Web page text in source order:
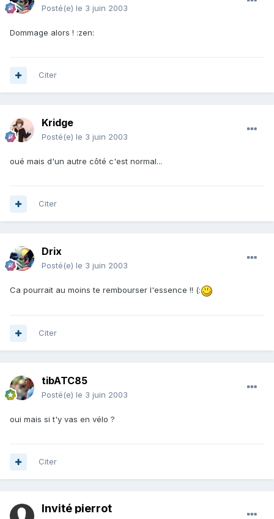
Posté(e) le 3 juin 2003
Dommage alors ! :zen:
Citer
Kridge
Posté(e) le 3 juin 2003
oué mais d'un autre côté c'est normal...
Citer
Drix
Posté(e) le 3 juin 2003
Ca pourrait au moins te rembourser l'essence !! (:
Citer
tibATC85
Posté(e) le 3 juin 2003
oui mais si t'y vas en vélo ?
Citer
Invité pierrot